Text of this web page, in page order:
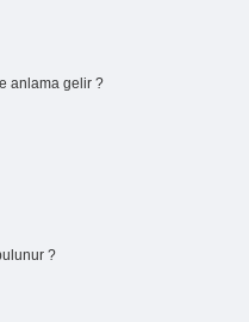
anlama gelir ?
?